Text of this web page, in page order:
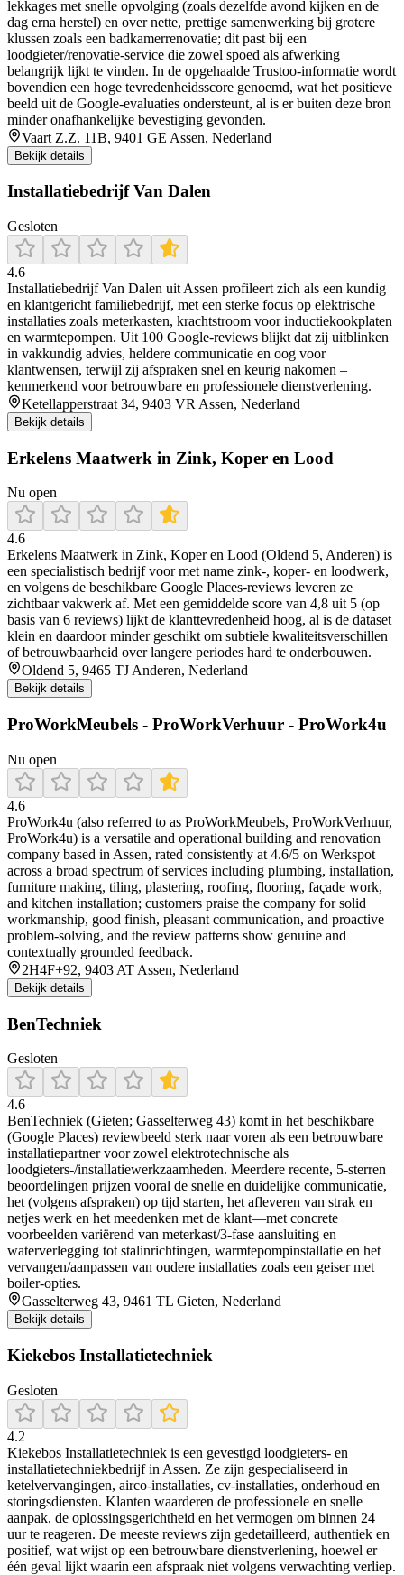
lekkages met snelle opvolging (zoals dezelfde avond kijken en de
dag erna herstel) en over nette, prettige samenwerking bij grotere
klussen zoals een badkamerrenovatie; dit past bij een
loodgieter/renovatie-service die zowel spoed als afwerking
belangrijk lijkt te vinden. In de opgehaalde Trustoo-informatie wordt
bovendien een hoge tevredenheidsscore genoemd, wat het positieve
beeld uit de Google-evaluaties ondersteunt, al is er buiten deze bron
minder onafhankelijke bevestiging gevonden.
Vaart Z.Z. 11B, 9401 GE Assen, Nederland
Bekijk details
Installatiebedrijf Van Dalen
Gesloten
4.6
Installatiebedrijf Van Dalen uit Assen profileert zich als een kundig
en klantgericht familiebedrijf, met een sterke focus op elektrische
installaties zoals meterkasten, krachtstroom voor inductiekookplaten
en warmtepompen. Uit 100 Google‑reviews blijkt dat zij uitblinken
in vakkundig advies, heldere communicatie en oog voor
klantwensen, terwijl zij afspraken snel en keurig nakomen –
kenmerkend voor betrouwbare en professionele dienstverlening.
Ketellapperstraat 34, 9403 VR Assen, Nederland
Bekijk details
Erkelens Maatwerk in Zink, Koper en Lood
Nu open
4.6
Erkelens Maatwerk in Zink, Koper en Lood (Oldend 5, Anderen) is
een specialistisch bedrijf voor met name zink-, koper- en loodwerk,
en volgens de beschikbare Google Places-reviews leveren ze
zichtbaar vakwerk af. Met een gemiddelde score van 4,8 uit 5 (op
basis van 6 reviews) lijkt de klanttevredenheid hoog, al is de dataset
klein en daardoor minder geschikt om subtiele kwaliteitsverschillen
of betrouwbaarheid over langere periodes hard te onderbouwen.
Oldend 5, 9465 TJ Anderen, Nederland
Bekijk details
ProWorkMeubels - ProWorkVerhuur - ProWork4u
Nu open
4.6
ProWork4u (also referred to as ProWorkMeubels, ProWorkVerhuur,
ProWork4u) is a versatile and operational building and renovation
company based in Assen, rated consistently at 4.6/5 on Werkspot
across a broad spectrum of services including plumbing, installation,
furniture making, tiling, plastering, roofing, flooring, façade work,
and kitchen installation; customers praise the company for solid
workmanship, good finish, pleasant communication, and proactive
problem-solving, and the review patterns show genuine and
contextually grounded feedback.
2H4F+92, 9403 AT Assen, Nederland
Bekijk details
BenTechniek
Gesloten
4.6
BenTechniek (Gieten; Gasselterweg 43) komt in het beschikbare
(Google Places) reviewbeeld sterk naar voren als een betrouwbare
installatiepartner voor zowel elektrotechnische als
loodgieters-/installatiewerkzaamheden. Meerdere recente, 5-sterren
beoordelingen prijzen vooral de snelle en duidelijke communicatie,
het (volgens afspraken) op tijd starten, het afleveren van strak en
netjes werk en het meedenken met de klant—met concrete
voorbeelden variërend van meterkast/3-fase aansluiting en
waterverlegging tot stalinrichtingen, warmtepompinstallatie en het
vervangen/aanpassen van oudere installaties zoals een geiser met
boiler-opties.
Gasselterweg 43, 9461 TL Gieten, Nederland
Bekijk details
Kiekebos Installatietechniek
Gesloten
4.2
Kiekebos Installatietechniek is een gevestigd loodgieters- en
installatietechniekbedrijf in Assen. Ze zijn gespecialiseerd in
ketelvervangingen, airco-installaties, cv-installaties, onderhoud en
storingsdiensten. Klanten waarderen de professionele en snelle
aanpak, de oplossingsgerichtheid en het vermogen om binnen 24
uur te reageren. De meeste reviews zijn gedetailleerd, authentiek en
positief, wat wijst op een betrouwbare dienstverlening, hoewel er
één geval lijkt waarin een afspraak niet volgens verwachting verliep.